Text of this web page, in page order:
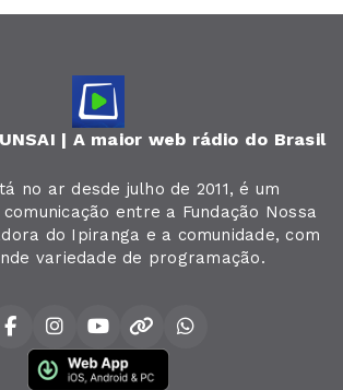
| A maior web rádio do Brasil
no ar desde julho de 2011, é um
entre a Fundação Nossa
do Ipiranga e a comunidade, com
variedade de programação.